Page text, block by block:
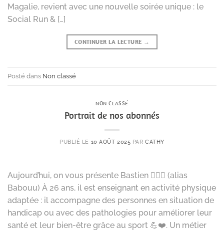
Magalie, revient avec une nouvelle soirée unique : le
Social Run & […]
CONTINUER LA LECTURE →
Posté dans Non classé
NON CLASSÉ
Portrait de nos abonnés
PUBLIÉ LE 10 AOÛT 2025 PARCATHY
Aujourd’hui, on vous présente Bastien 🙋🏻‍♂️ (alias
Babouu) À 26 ans, il est enseignant en activité physique
adaptée : il accompagne des personnes en situation de
handicap ou avec des pathologies pour améliorer leur
santé et leur bien-être grâce au sport 💪❤️. Un métier